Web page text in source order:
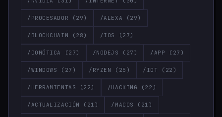
/PROCESADOR (29) /ALEXA (29)
/BLOCKCHAIN (28) /IOS (27)
/DOMÓTICA (27) /NODEJS (27) /APP (27)
/WINDOWS (27) /RYZEN (25) /IOT (22)
/HERRAMIENTAS (22) /HACKING (22)
/ACTUALIZACIÓN (21) /MACOS (21)